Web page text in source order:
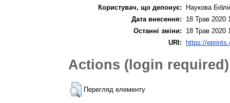
Користувач, що депонує:
Наукова
Дата внесення:
18 Трав 2020
Останні зміни:
18 Трав 2020
URI: https://
Actions (login required)
Перегляд елементу